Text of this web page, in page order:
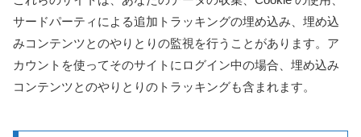
サードパーティによる追加トラッキングの埋め込み、埋め込
みコンテンツとのやりとりの監視を行うことがあります。ア
カウントを使ってそのサイトにログイン中の場合、埋め込み
コンテンツとのやりとりのトラッキングも含まれます。